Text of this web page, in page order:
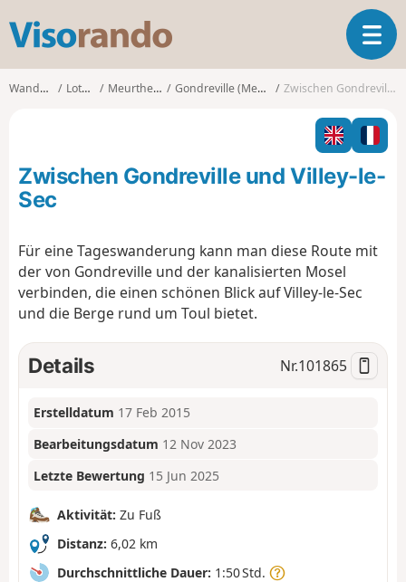
s
o
o
T
o
l
n
a
a
Wanderungen Lothringen Meurthe-et-Moselle Gondreville (Meurthe-et-Moselle) Zwischen Gondreville und Villey-le-Sec
Zwischen Gondreville und Villey-le-
Sec
Für eine Tageswanderung kann man diese Route mit
der von Gondreville und der kanalisierten Mosel
verbinden, die einen schönen Blick auf Villey-le-Sec
und die Berge rund um Toul bietet.
Details Nr.101865
Erstelldatum 17 Feb 2015
Bearbeitungsdatum 12 Nov 2023
Letzte Bewertung 15 Jun 2025
Aktivität: Zu Fuß
Distanz: 6,02 km
Durchschnittliche Dauer: 1:50 Std.